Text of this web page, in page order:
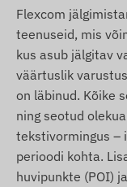
Nevis, Saint
Serbia,
Hispaania, Sri
Türgi, Turks- ja
Teenused,
Koostöö
GLONASS,
Flexcom
teenuseid, mis
kus asub jälgitav
väärtuslik
on läbinud. Kõike
ning seotud
tekstivormingus –
perioodi kohta.
huvipunkte (POI)